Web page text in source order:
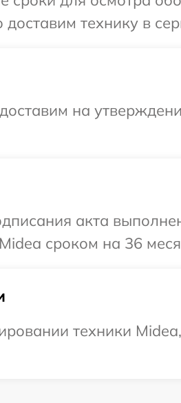
технику в
на
акта
сроком на 36
техники